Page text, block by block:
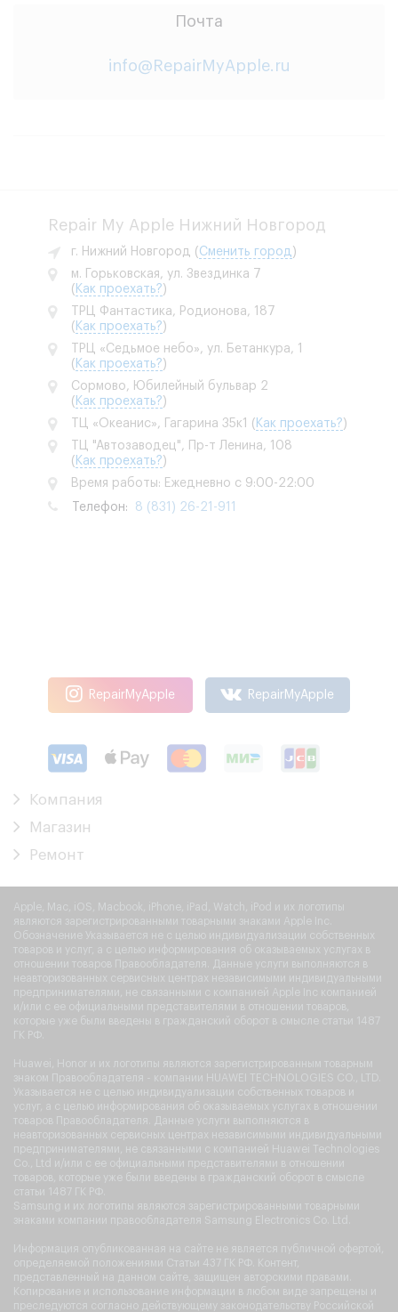
Почта
info@RepairMyApple.ru
Repair My Apple Нижний Новгород
г. Нижний Новгород ( Сменить город )
м. Горьковская, ул. Звездинка 7
( Как проехать?)
ТРЦ Фантастика, Родионова, 187
( Как проехать?)
ТРЦ «Седьмое небо», ул. Бетанкура, 1
( Как проехать?)
Сормово, Юбилейный бульвар 2
( Как проехать?)
ТЦ «Океанис», Гагарина 35к1 ( Как проехать?)
ТЦ "Автозаводец", Пр-т Ленина, 108
( Как проехать?)
Время работы: Ежедневно с 9:00-22:00
Телефон: 8 (831) 26-21-911
RepairMyApple RepairMyApple
Компания
Магазин
Ремонт
Apple, Mac, iOS, Macbook, iPhone, iPad, Watch, iPod и их логотипы
являются зарегистрированными товарными знаками Apple Inc.
Обозначение Указывается не с целью индивидуализации собственных
товаров и услуг, а с целью информирования об оказываемых услугах в
отношении товаров Правообладателя. Данные услуги выполняются в
неавторизованных сервисных центрах независимыми индивидуальными
предпринимателями, не связанными с компанией Apple Inc компанией
и/или с ее официальными представителями в отношении товаров,
которые уже были введены в гражданский оборот в смысле статьи 1487
ГК РФ.
Huawei, Honor и их логотипы являются зарегистрированным товарным
знаком Правообладателя - компании HUAWEI TECHNOLOGIES CO., LTD.
Указывается не с целью индивидуализации собственных товаров и
услуг, а с целью информирования об оказываемых услугах в отношении
товаров Правообладателя. Данные услуги выполняются в
неавторизованных сервисных центрах независимыми индивидуальными
предпринимателями, не связанными с компанией Huawei Technologies
Co., Ltd и/или с ее официальными представителями в отношении
товаров, которые уже были введены в гражданский оборот в смысле
статьи 1487 ГК РФ.
Samsung и их логотипы являются зарегистрированными товарными
знаками компании правообладателя Samsung Electronics Co. Ltd.
Информация опубликованная на сайте не является публичной офертой,
определяемой положениями Статьи 437 ГК РФ. Контент,
представленный на данном сайте, защищен авторскими правами.
Копирование и использование информации в любом виде запрещены и
преследуются согласно действующему законодательству Российской